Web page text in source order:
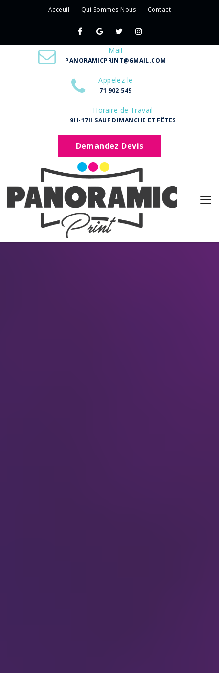
Acceuil Qui Sommes Nous Contact
Mail
PANORAMICPRINT@GMAIL.COM
Appelez le
71 902 549
Horaire de Travail
9H-17H SAUF DIMANCHE ET FÊTES
Demandez Devis